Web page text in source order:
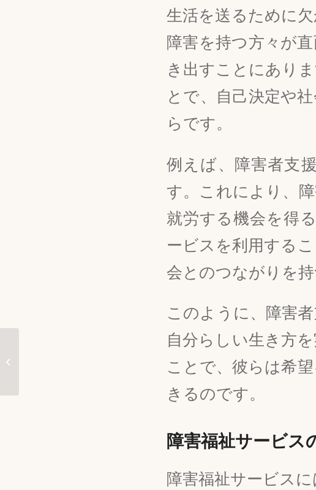
生活を送るために
障害を持つ方々が
き出すことにあり
とで、自己決定や
らです。
例えば、障害者支
す。これにより、
就労する機会を得
ービスを利用する
会とのつながりを
このように、障害
自分らしい生き方
ことで、彼らは希
きるのです。
障害福祉サービス
障害福祉サービス